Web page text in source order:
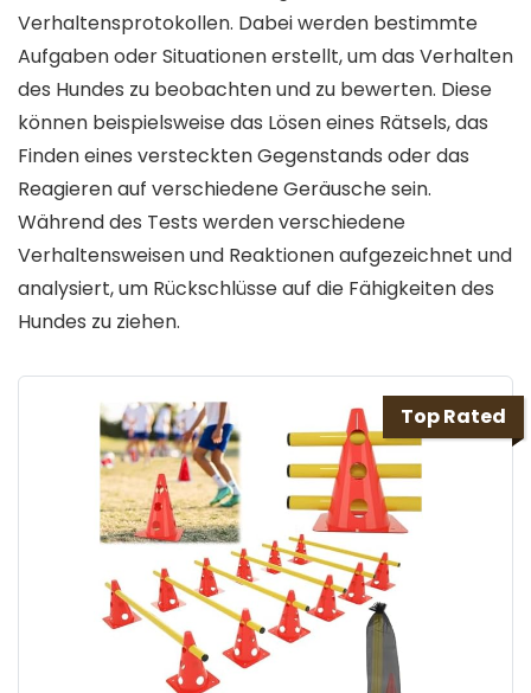
Verhaltensprotokollen. Dabei werden bestimmte
Aufgaben oder Situationen erstellt, um das Verhalten
des Hundes zu beobachten und zu bewerten. Diese
können beispielsweise das Lösen eines Rätsels, das
Finden eines versteckten Gegenstands oder das
Reagieren auf verschiedene Geräusche sein.
Während des Tests werden verschiedene
Verhaltensweisen und Reaktionen aufgezeichnet und
analysiert, um Rückschlüsse auf die Fähigkeiten des
Hundes zu ziehen.
Top Rated